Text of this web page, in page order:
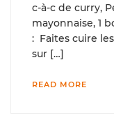
c-à-c de curry,
mayonnaise, 1
: Faites cuire
sur […]
READ MORE